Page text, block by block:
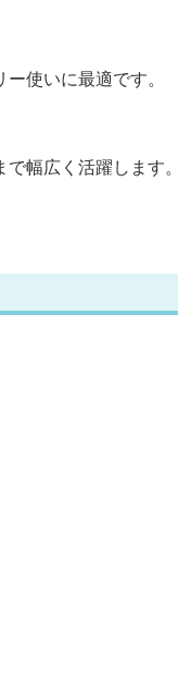
使いに最適です。
幅広く活躍します。